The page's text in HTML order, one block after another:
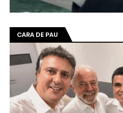
CARA DE PAU